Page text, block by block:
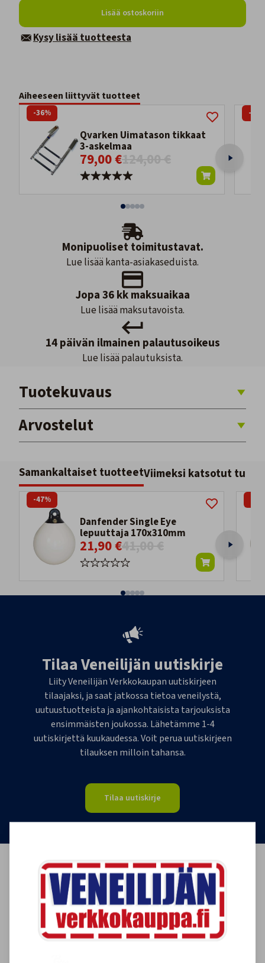
Lisää ostoskoriin
Kysy lisää tuotteesta
Aiheeseen liittyvät tuotteet
Qvarken Uimatason tikkaat
3-askelmaa
79,00 €124,00 €
-36% -
Monipuoliset toimitustavat.
Lue lisää kanta-asiakaseduista.
Jopa 36 kk maksuaikaa
Lue lisää maksutavoista.
14 päivän ilmainen palautusoikeus
Lue lisää palautuksista.
Tuotekuvaus
Arvostelut
Samankaltaiset tuotteetViimeksi katsotut
Danfender Single Eye
lepuuttaja 170x310mm
21,90 €41,00 €
-47%
Tilaa Veneilijän uutiskirje
Liity Veneilijän Verkkokaupan uutiskirjeen
tilaajaksi, ja saat jatkossa tietoa veneilystä,
uutuustuotteista ja ajankohtaisista tarjouksista
ensimmäisten joukossa. Lähetämme 1-4
uutiskirjettä kuukaudessa. Voit perua uutiskirjeen
tilauksen milloin tahansa.
Tilaa uutiskirje